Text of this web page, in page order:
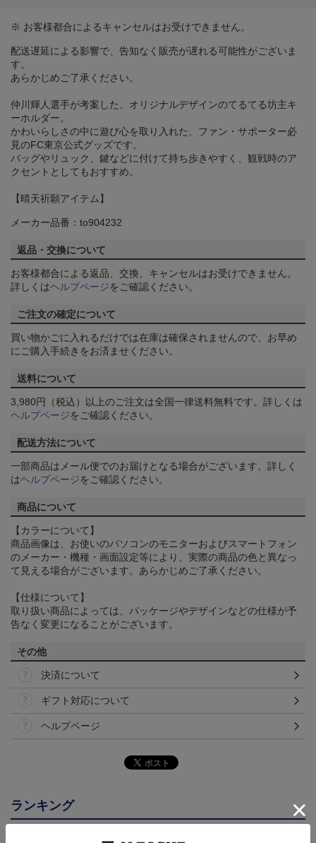
※ お客様都合によるキャンセルはお受けできません。
配送遅延による影響で、告知なく販売が遅れる可能性がございま
す。
あらかじめご了承ください。
仲川輝人選手が考案した、オリジナルデザインのてるてる坊主キ
ーホルダー。
かわいらしさの中に遊び心を取り入れた、ファン・サポーター必
見のFC東京公式グッズです。
バッグやリュック、鍵などに付けて持ち歩きやすく、観戦時のア
クセントとしてもおすすめ。
【晴天祈願アイテム】
メーカー品番：to904232
返品・交換について
お客様都合による返品、交換、キャンセルはお受けできません。
詳しくはヘルプページをご確認ください。
ご注文の確定について
買い物かごに入れるだけでは在庫は確保されませんので、お早め
にご購入手続きをお済ませください。
送料について
3,980円（税込）以上のご注文は全国一律送料無料です。詳しくは
ヘルプページをご確認ください。
配送方法について
一部商品はメール便でのお届けとなる場合がございます。詳しく
はヘルプページをご確認ください。
商品について
【カラーについて】
商品画像は、お使いのパソコンのモニターおよびスマートフォン
のメーカー・機種・画面設定等により、実際の商品の色と異なっ
て見える場合がございます。あらかじめご了承ください。
【仕様について】
取り扱い商品によっては、パッケージやデザインなどの仕様が予
告なく変更になることがございます。
その他
決済について
ギフト対応について
ヘルプページ
ランキング